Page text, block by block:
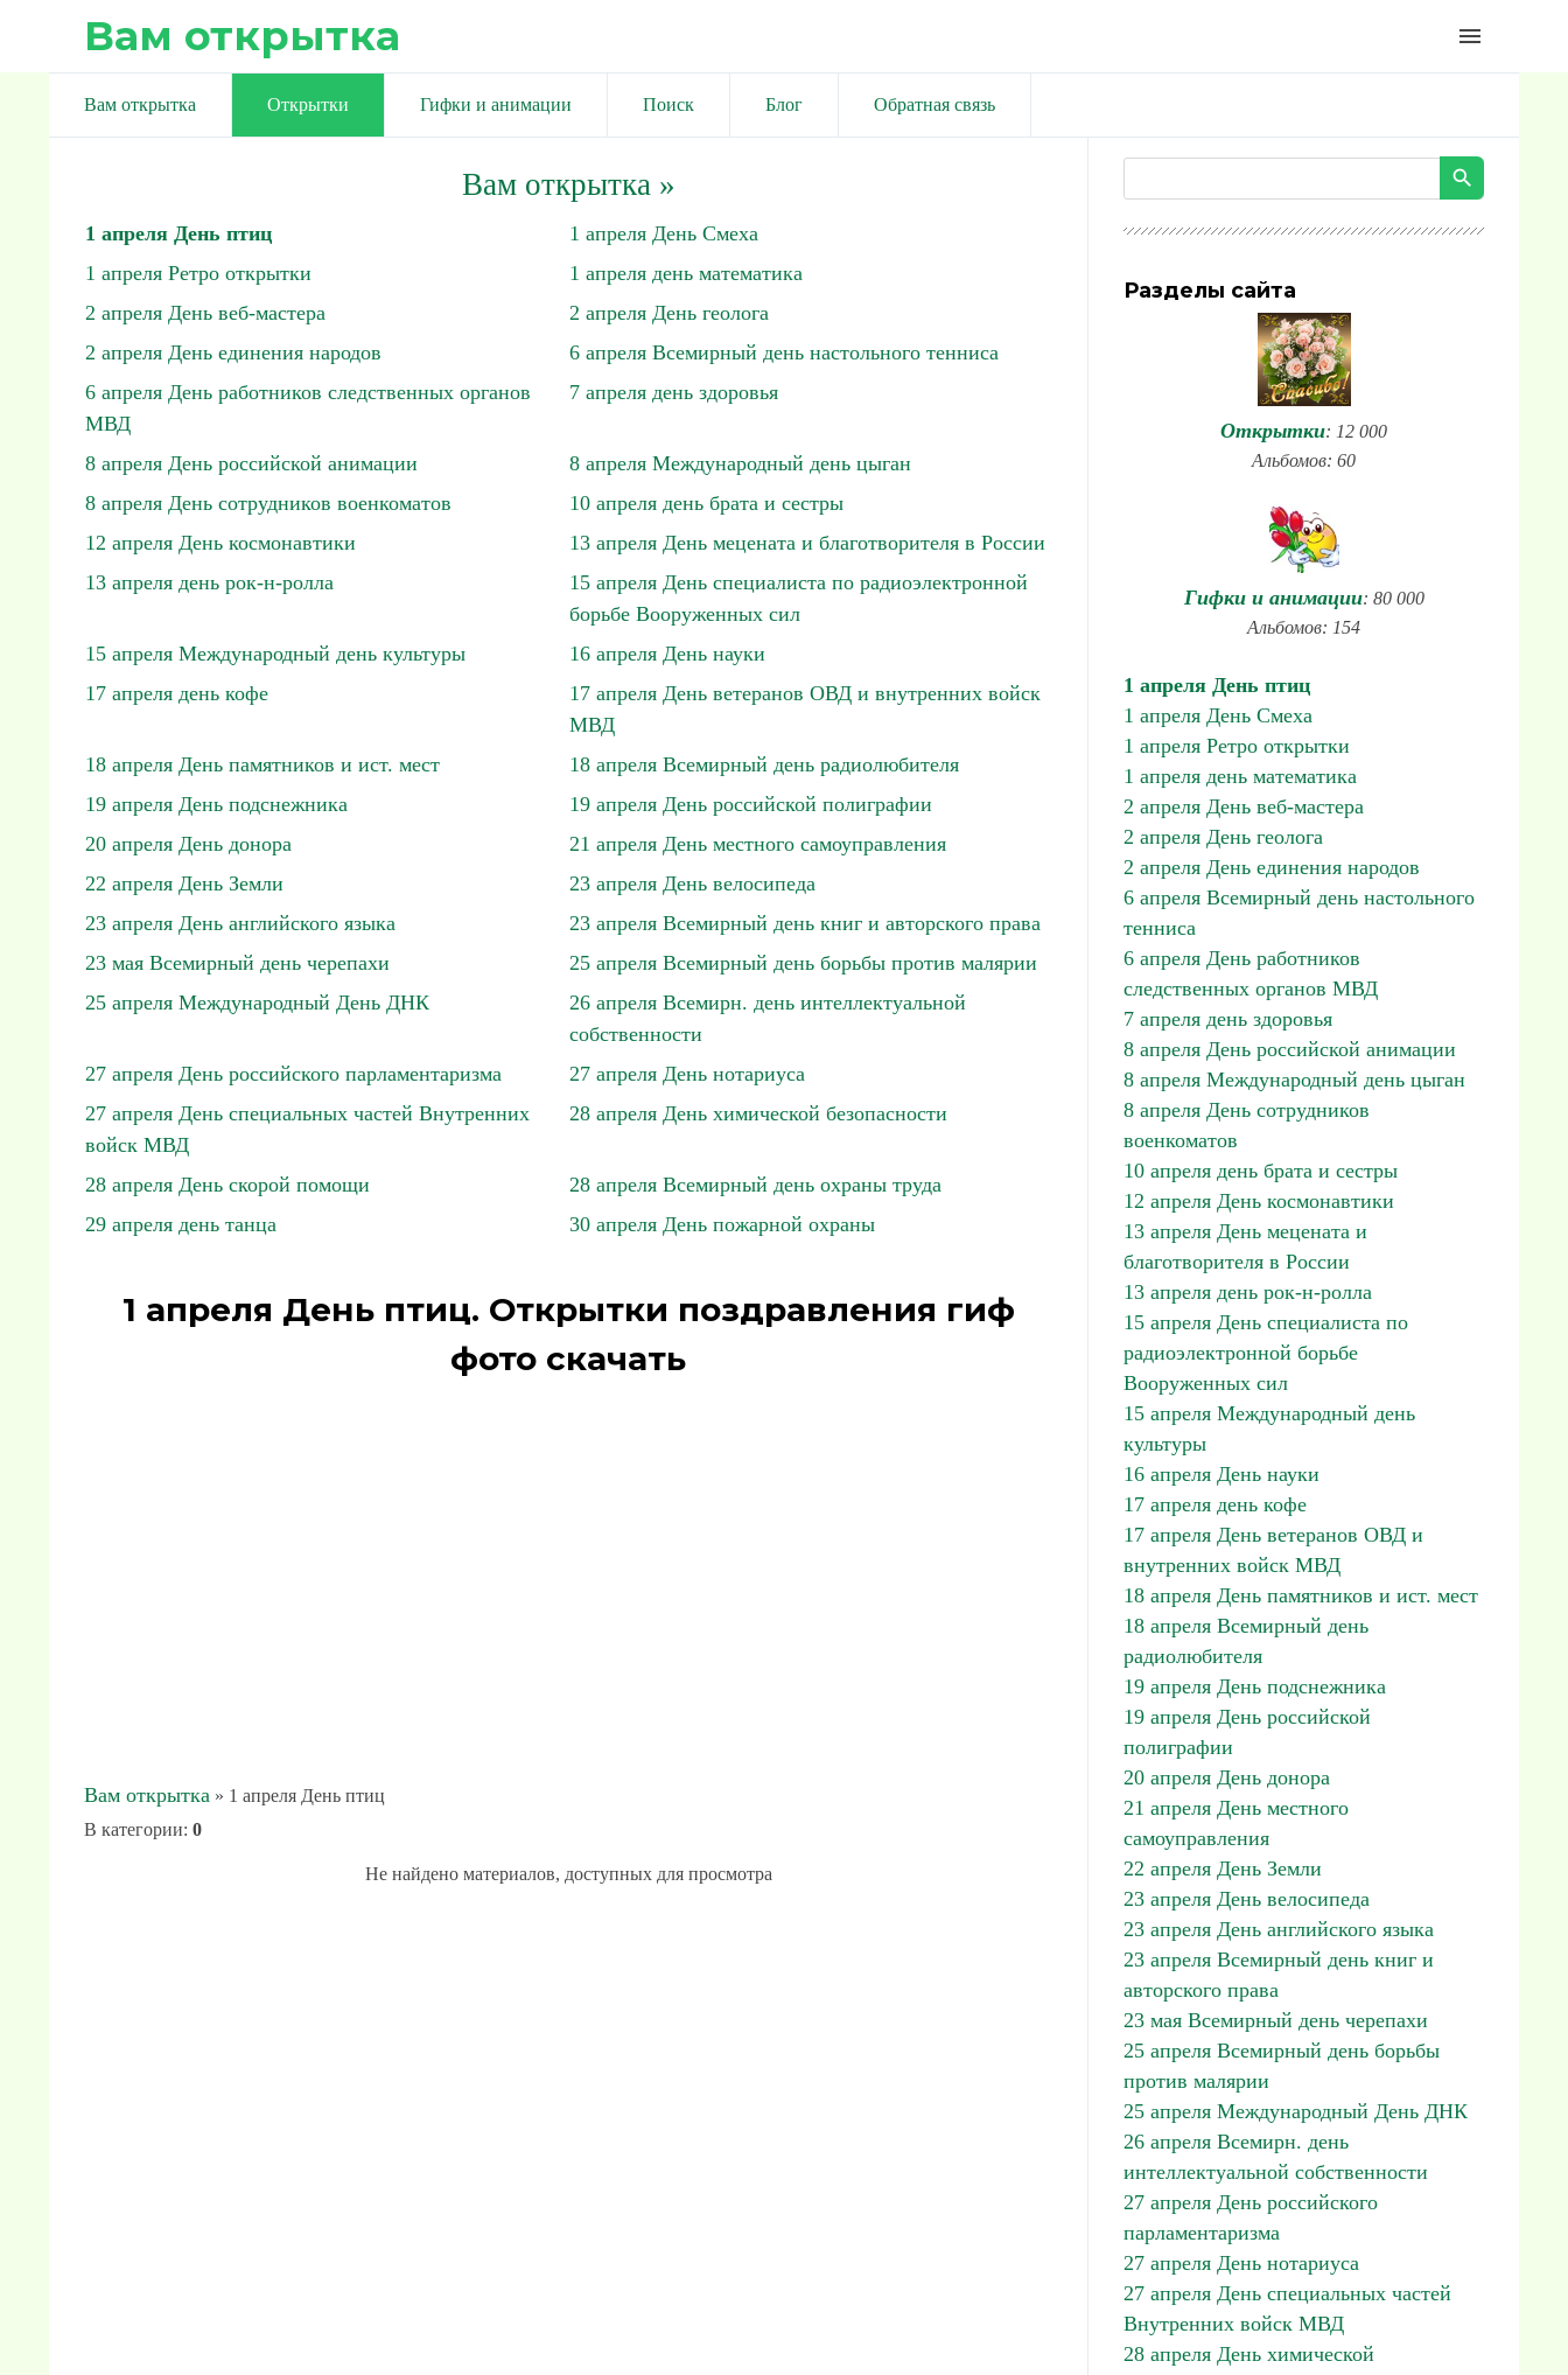
Вам открытка menu
Вам открытка Открытки Гифки и анимации Поиск Блог Обратная связь
Вам открытка»
1 апреля День птиц
1 апреля День Смеха
1 апреля Ретро открытки
1 апреля день математика
2 апреля День веб-мастера
2 апреля День геолога
2 апреля День единения народов
6 апреля Всемирный день настольного тенниса
6 апреля День работников следственных органов
МВД
7 апреля день здоровья
8 апреля День российской анимации
8 апреля Международный день цыган
8 апреля День сотрудников военкоматов
10 апреля день брата и сестры
12 апреля День космонавтики
13 апреля День мецената и благотворителя в России
13 апреля день рок-н-ролла
15 апреля День специалиста по радиоэлектронной
борьбе Вооруженных сил
15 апреля Международный день культуры
16 апреля День науки
17 апреля день кофе
17 апреля День ветеранов ОВД и внутренних войск
МВД
18 апреля День памятников и ист. мест
18 апреля Всемирный день радиолюбителя
19 апреля День подснежника
19 апреля День российской полиграфии
20 апреля День донора
21 апреля День местного самоуправления
22 апреля День Земли
23 апреля День велосипеда
23 апреля День английского языка
23 апреля Всемирный день книг и авторского права
23 мая Всемирный день черепахи
25 апреля Всемирный день борьбы против малярии
25 апреля Международный День ДНК
26 апреля Всемирн. день интеллектуальной
собственности
27 апреля День российского парламентаризма
27 апреля День нотариуса
27 апреля День специальных частей Внутренних
войск МВД
28 апреля День химической безопасности
28 апреля День скорой помощи
28 апреля Всемирный день охраны труда
29 апреля день танца
30 апреля День пожарной охраны
1 апреля День птиц. Открытки поздравления гиф
фото скачать
Вам открытка » 1 апреля День птиц
В категории: 0
Не найдено материалов, доступных для просмотра
Разделы сайта
Открытки: 12 000
Альбомов: 60
Гифки и анимации: 80 000
Альбомов: 154
1 апреля День птиц
1 апреля День Смеха
1 апреля Ретро открытки
1 апреля день математика
2 апреля День веб-мастера
2 апреля День геолога
2 апреля День единения народов
6 апреля Всемирный день настольного
тенниса
6 апреля День работников
следственных органов МВД
7 апреля день здоровья
8 апреля День российской анимации
8 апреля Международный день цыган
8 апреля День сотрудников
военкоматов
10 апреля день брата и сестры
12 апреля День космонавтики
13 апреля День мецената и
благотворителя в России
13 апреля день рок-н-ролла
15 апреля День специалиста по
радиоэлектронной борьбе
Вооруженных сил
15 апреля Международный день
культуры
16 апреля День науки
17 апреля день кофе
17 апреля День ветеранов ОВД и
внутренних войск МВД
18 апреля День памятников и ист. мест
18 апреля Всемирный день
радиолюбителя
19 апреля День подснежника
19 апреля День российской
полиграфии
20 апреля День донора
21 апреля День местного
самоуправления
22 апреля День Земли
23 апреля День велосипеда
23 апреля День английского языка
23 апреля Всемирный день книг и
авторского права
23 мая Всемирный день черепахи
25 апреля Всемирный день борьбы
против малярии
25 апреля Международный День ДНК
26 апреля Всемирн. день
интеллектуальной собственности
27 апреля День российского
парламентаризма
27 апреля День нотариуса
27 апреля День специальных частей
Внутренних войск МВД
28 апреля День химической